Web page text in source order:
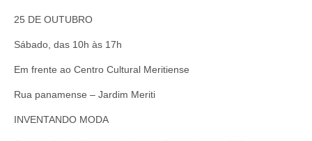
25 DE OUTUBRO
Sábado, das 10h às 17h
Em frente ao Centro Cultural Meritiense
Rua panamense – Jardim Meriti
INVENTANDO MODA